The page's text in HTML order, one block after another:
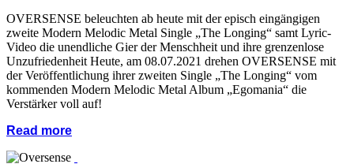
OVERSENSE beleuchten ab heute mit der episch eingängigen
zweite Modern Melodic Metal Single „The Longing“ samt Lyric-
Video die unendliche Gier der Menschheit und ihre grenzenlose
Unzufriedenheit Heute, am 08.07.2021 drehen OVERSENSE mit
der Veröffentlichung ihrer zweiten Single „The Longing“ vom
kommenden Modern Melodic Metal Album „Egomania“ die
Verstärker voll auf!
Read more